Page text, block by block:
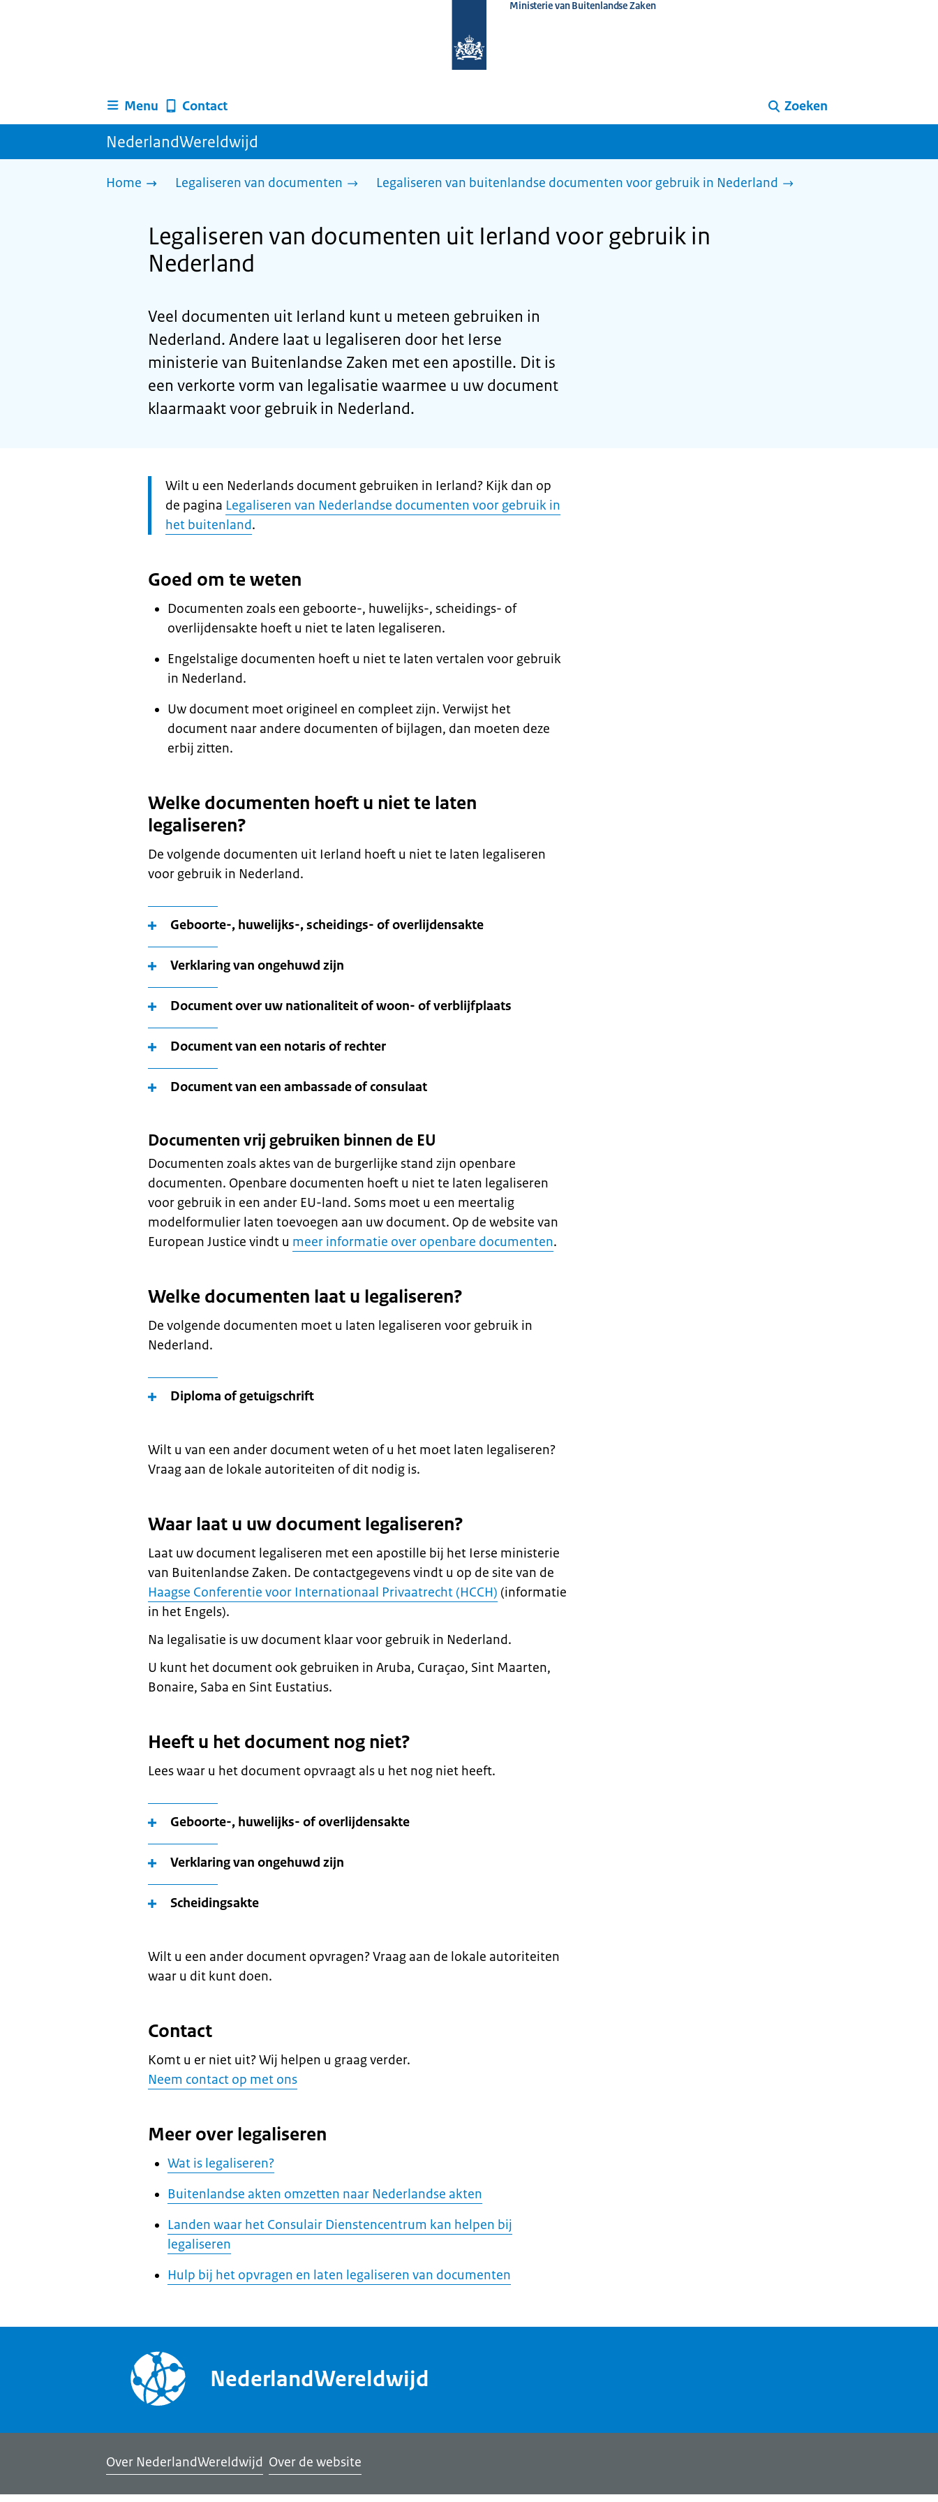
homepage
Ministerie van Buitenlandse Zaken
Menu Contact Zoeken
NederlandWereldwijd
Home Legaliseren van documenten Legaliseren van buitenlandse documenten voor gebruik in Nederland
Legaliseren van documenten uit Ierland voor gebruik in
Nederland
Veel documenten uit Ierland kunt u meteen gebruiken in
Nederland. Andere laat u legaliseren door het Ierse
ministerie van Buitenlandse Zaken met een apostille. Dit is
een verkorte vorm van legalisatie waarmee u uw document
klaarmaakt voor gebruik in Nederland.
Let
op:
Wilt u een Nederlands document gebruiken in Ierland? Kijk dan op
de pagina Legaliseren van Nederlandse documenten voor gebruik in
het buitenland.
Goed om te weten
Documenten zoals een geboorte-, huwelijks-, scheidings- of
overlijdensakte hoeft u niet te laten legaliseren.
Engelstalige documenten hoeft u niet te laten vertalen voor gebruik
in Nederland.
Uw document moet origineel en compleet zijn. Verwijst het
document naar andere documenten of bijlagen, dan moeten deze
erbij zitten.
Welke documenten hoeft u niet te laten
legaliseren?
De volgende documenten uit Ierland hoeft u niet te laten legaliseren
voor gebruik in Nederland.
Geboorte-, huwelijks-, scheidings- of overlijdensakte
Verklaring van ongehuwd zijn
Document over uw nationaliteit of woon- of verblijfplaats
Document van een notaris of rechter
Document van een ambassade of consulaat
Documenten vrij gebruiken binnen de EU
Documenten zoals aktes van de burgerlijke stand zijn openbare
documenten. Openbare documenten hoeft u niet te laten legaliseren
voor gebruik in een ander EU-land. Soms moet u een meertalig
modelformulier laten toevoegen aan uw document. Op de website van
European Justice vindt u meer informatie over openbare documenten.
Welke documenten laat u legaliseren?
De volgende documenten moet u laten legaliseren voor gebruik in
Nederland.
Diploma of getuigschrift
Wilt u van een ander document weten of u het moet laten legaliseren?
Vraag aan de lokale autoriteiten of dit nodig is.
Waar laat u uw document legaliseren?
Laat uw document legaliseren met een apostille bij het Ierse ministerie
van Buitenlandse Zaken. De contactgegevens vindt u op de site van de
Haagse Conferentie voor Internationaal Privaatrecht (HCCH) (informatie
in het Engels).
Na legalisatie is uw document klaar voor gebruik in Nederland.
U kunt het document ook gebruiken in Aruba, Curaçao, Sint Maarten,
Bonaire, Saba en Sint Eustatius.
Heeft u het document nog niet?
Lees waar u het document opvraagt als u het nog niet heeft.
Geboorte-, huwelijks- of overlijdensakte
Verklaring van ongehuwd zijn
Scheidingsakte
Wilt u een ander document opvragen? Vraag aan de lokale autoriteiten
waar u dit kunt doen.
Contact
Komt u er niet uit? Wij helpen u graag verder.
Neem contact op met ons
Meer over legaliseren
Wat is legaliseren?
Buitenlandse akten omzetten naar Nederlandse akten
Landen waar het Consulair Dienstencentrum kan helpen bij
legaliseren
Hulp bij het opvragen en laten legaliseren van documenten
NederlandWereldwijd
Over NederlandWereldwijd Over de website